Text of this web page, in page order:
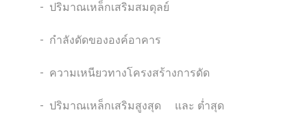
- ปริมาณเหล็กเสริมสมดุลย์
- กำลังดัดขององค์อาคาร
- ความเหนียวทางโครงสร้างการดัด
- ปริมาณเหล็กเสริมสูงสุด และ ต่ำสุด